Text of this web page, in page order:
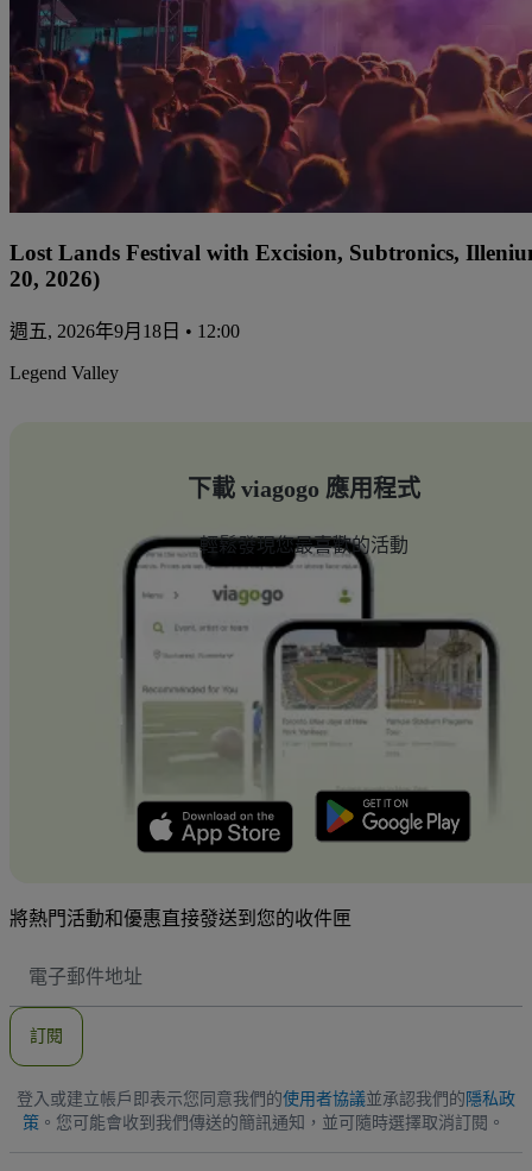
Lost Lands Festival with Excision, Subtronics,
20, 2026)
週五, 2026年9月18日 • 12:00
Legend Valley
下載 viagogo 應用程式
輕鬆發現您最喜歡的活動
將熱門活動和優惠直接發送到您的收件匣
子
地
訂閱
登入或建立帳戶即表示您同意我們的使用者協議並承認我們的 隱私政
策 。您可能會收到我們傳送的簡訊通知，並可隨時選擇取消訂閱。